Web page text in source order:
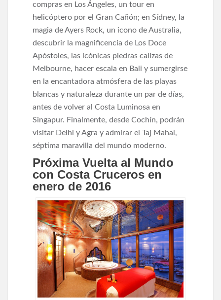
compras en Los Ángeles, un tour en
helicóptero por el Gran Cañón; en Sídney, la
magia de Ayers Rock, un icono de Australia,
descubrir la magnificencia de Los Doce
Apóstoles, las icónicas piedras calizas de
Melbourne, hacer escala en Bali y sumergirse
en la encantadora atmósfera de las playas
blancas y naturaleza durante un par de días,
antes de volver al Costa Luminosa en
Singapur. Finalmente, desde Cochín, podrán
visitar Delhi y Agra y admirar el Taj Mahal,
séptima maravilla del mundo moderno.
Próxima Vuelta al Mundo
con Costa Cruceros en
enero de 2016